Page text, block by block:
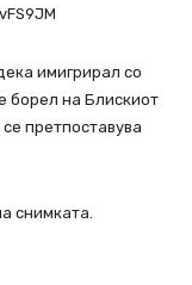
имигрирал со
борел на Блискиот
претпоставува
снимката.